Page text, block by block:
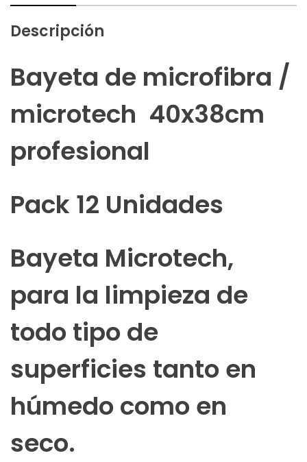
Descripción
Bayeta de microfibra /
microtech 40x38cm
profesional
Pack 12 Unidades
Bayeta Microtech,
para la limpieza de
todo tipo de
superficies tanto en
húmedo como en
seco.